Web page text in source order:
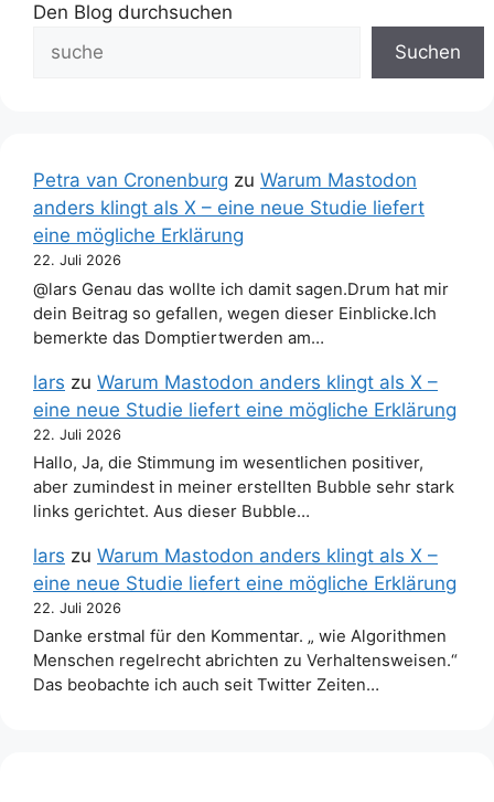
Den Blog durchsuchen
Suchen
Petra van Cronenburg zu Warum Mastodon
anders klingt als X – eine neue Studie liefert
eine mögliche Erklärung
22. Juli 2026
@lars Genau das wollte ich damit sagen.Drum hat mir
dein Beitrag so gefallen, wegen dieser Einblicke.Ich
bemerkte das Domptiertwerden am…
lars zu Warum Mastodon anders klingt als X –
eine neue Studie liefert eine mögliche Erklärung
22. Juli 2026
Hallo, Ja, die Stimmung im wesentlichen positiver,
aber zumindest in meiner erstellten Bubble sehr stark
links gerichtet. Aus dieser Bubble…
lars zu Warum Mastodon anders klingt als X –
eine neue Studie liefert eine mögliche Erklärung
22. Juli 2026
Danke erstmal für den Kommentar. „ wie Algorithmen
Menschen regelrecht abrichten zu Verhaltensweisen.“
Das beobachte ich auch seit Twitter Zeiten…